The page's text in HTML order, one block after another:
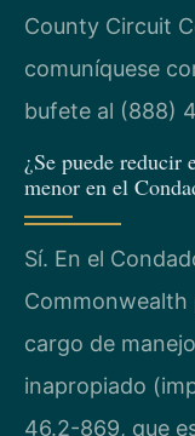
County Circuit
comuníquese
bufete al (888)
¿Se puede reducir
menor en el
Sí. En el
Commonwealth
cargo de
inapropiado
46.2-869, que